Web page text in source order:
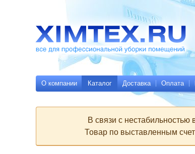
Ximtex.ru
уборки
помещений
О компании Каталог Доставка Оплата
В связи с
Товар по выставленным